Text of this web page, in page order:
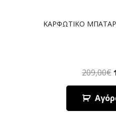
ΚΑΡΦΩΤΙΚΟ
209,00€